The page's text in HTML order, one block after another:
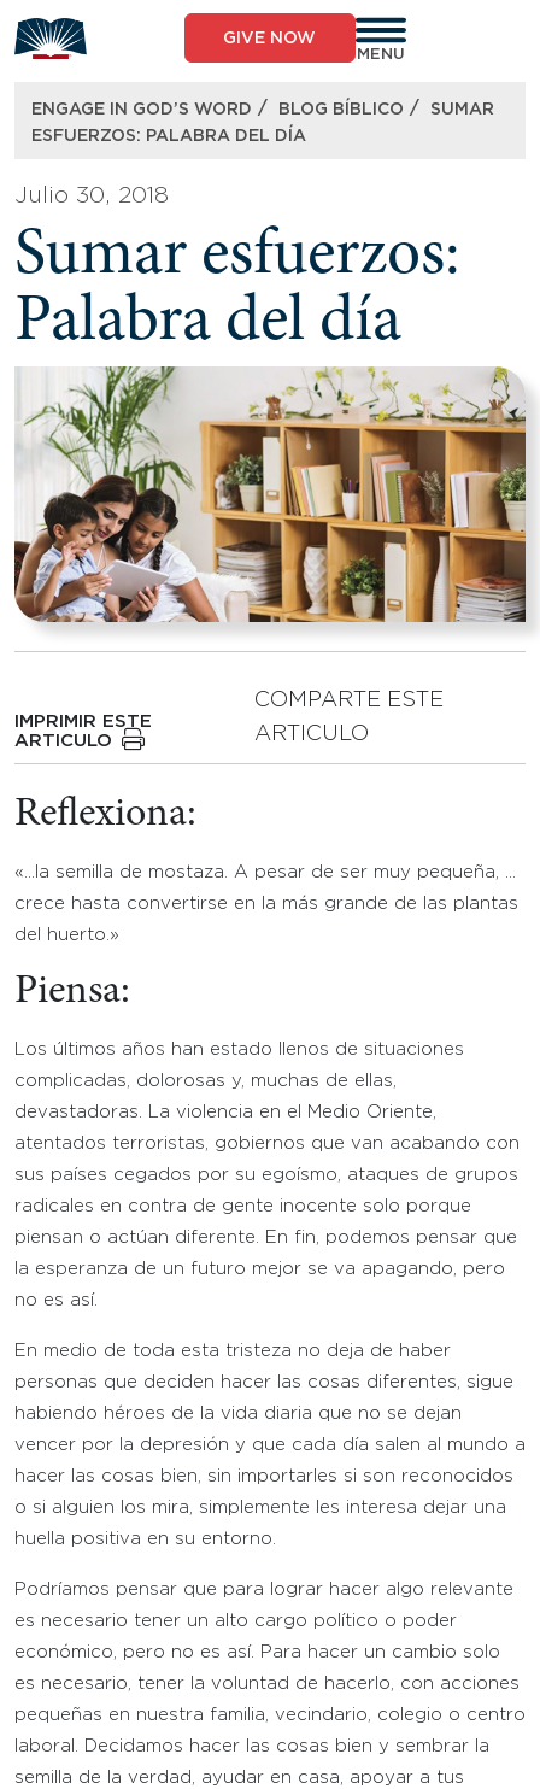
to
content
GIVE NOW
MENU
ENGAGE IN GOD’S WORD / BLOG BÍBLICO /
SUMAR
ESFUERZOS: PALABRA DEL DÍA
Julio 30, 2018
Sumar esfuerzos:
Palabra del día
IMPRIMIR ESTE
ARTICULO
COMPARTE ESTE
ARTICULO
Reflexiona:
«…la semilla de mostaza. A pesar de ser muy pequeña, …
crece hasta convertirse en la más grande de las plantas
del huerto.»
Piensa:
Los últimos años han estado llenos de situaciones
complicadas, dolorosas y, muchas de ellas,
devastadoras. La violencia en el Medio Oriente,
atentados terroristas, gobiernos que van acabando con
sus países cegados por su egoísmo, ataques de grupos
radicales en contra de gente inocente solo porque
piensan o actúan diferente. En fin, podemos pensar que
la esperanza de un futuro mejor se va apagando, pero
no es así.
En medio de toda esta tristeza no deja de haber
personas que deciden hacer las cosas diferentes, sigue
habiendo héroes de la vida diaria que no se dejan
vencer por la depresión y que cada día salen al mundo a
hacer las cosas bien, sin importarles si son reconocidos
o si alguien los mira, simplemente les interesa dejar una
huella positiva en su entorno.
Podríamos pensar que para lograr hacer algo relevante
es necesario tener un alto cargo político o poder
económico, pero no es así. Para hacer un cambio solo
es necesario, tener la voluntad de hacerlo, con acciones
pequeñas en nuestra familia, vecindario, colegio o centro
laboral. Decidamos hacer las cosas bien y sembrar la
semilla de la verdad, ayudar en casa, apoyar a tus